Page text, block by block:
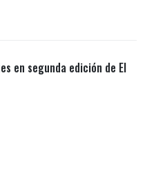
en segunda edición de El